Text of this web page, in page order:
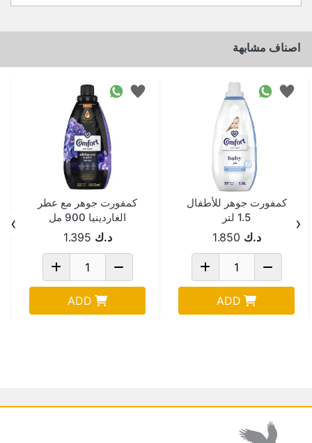
اصناف مشابهة
كمفورت جوهر للأطفال
1.5 لتر
د.ك 1.850
ADD
كمفورت جوهر مع عطر
الغاردينيا 900 مل
د.ك 1.395
ADD
‹
›